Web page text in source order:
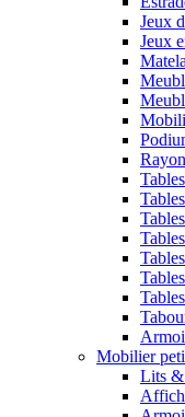
Jeux
Jeux
Mobilier
Lits &